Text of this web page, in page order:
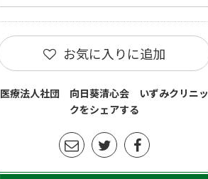
お気に入りに追加
医療法人社団 向日葵清心会 いずみクリニッ
クをシェアする